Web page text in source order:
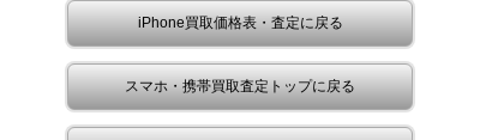
iPhone買取価格表・査定に戻る
スマホ・携帯買取査定トップに戻る